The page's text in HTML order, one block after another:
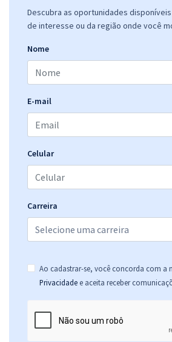
Descubra as oportunidades
de interesse ou da região onde você
Nome
E-mail
Celular
Carreira
Ao cadastrar-se, você concorda com a
Privacidade e aceita receber